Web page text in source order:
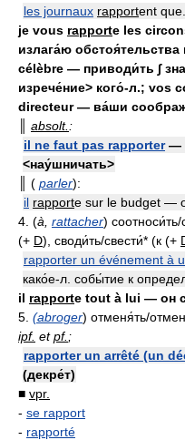
les journaux rapportent
je vous rapporte les
излага́ю
célèbre — приводи́ть ∫
изрече́ние> кого́-л.; vos
directeur — ва́ши
absolt. :
il ne faut pas rapporter—
<нау́шничать>
║ ( parler):
il rapporte sur le budget —
4. (à, rattacher) соотноси́ть/
(+ D), своди́ть/свести́* (к (+
rapporter un événement à
како́е-л. собы́тие к
il rapporte tout à lui — он
5. (abroger) отменя́ть/
ipf. etpf. ;
rapporter un arrêté (un
(декре́т)
■ vpr.
- se rapport
- rapporté